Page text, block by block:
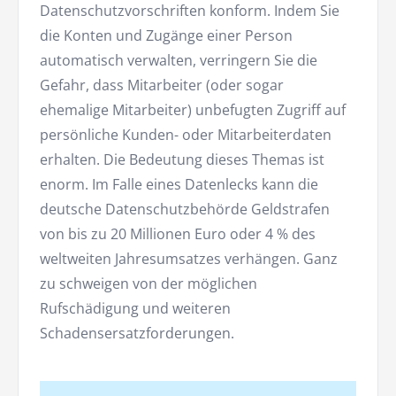
Datenschutzvorschriften konform. Indem Sie
die Konten und Zugänge einer Person
automatisch verwalten, verringern Sie die
Gefahr, dass Mitarbeiter (oder sogar
ehemalige Mitarbeiter) unbefugten Zugriff auf
persönliche Kunden- oder Mitarbeiterdaten
erhalten. Die Bedeutung dieses Themas ist
enorm. Im Falle eines Datenlecks kann die
deutsche Datenschutzbehörde Geldstrafen
von bis zu 20 Millionen Euro oder 4 % des
weltweiten Jahresumsatzes verhängen. Ganz
zu schweigen von der möglichen
Rufschädigung und weiteren
Schadensersatzforderungen.